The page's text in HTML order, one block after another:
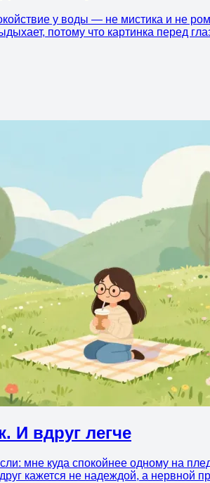
у воды — не мистика и не
потому что картинка перед
И вдруг легче
мне куда спокойнее одному на
кажется не надеждой, а нервной